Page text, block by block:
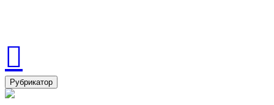
Рубрикатор